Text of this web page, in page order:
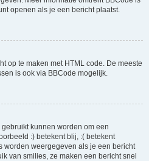
openen als je een bericht plaatst.
op te maken met HTML code. De meeste
is ook via BBCode mogelijk.
kunnen worden om een
:) betekent blij, :( betekent
worden weergegeven als je een bericht
van smilies, ze maken een bericht snel